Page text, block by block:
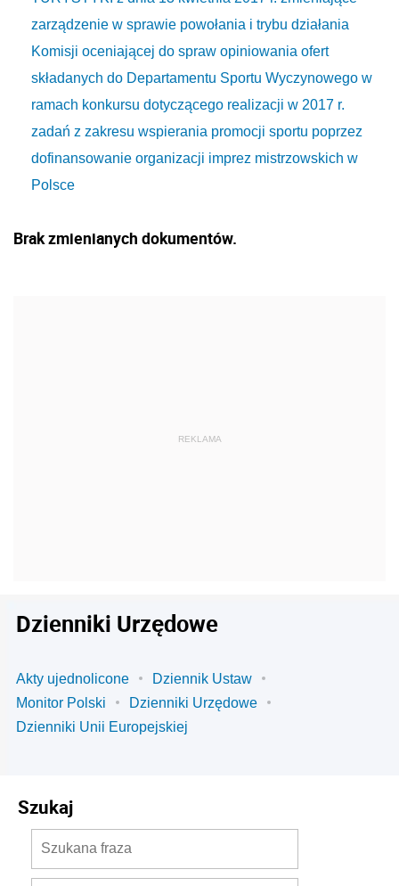
zarządzenie w sprawie powołania i trybu działania
Komisji oceniającej do spraw opiniowania ofert
składanych do Departamentu Sportu Wyczynowego w
ramach konkursu dotyczącego realizacji w 2017 r.
zadań z zakresu wspierania promocji sportu poprzez
dofinansowanie organizacji imprez mistrzowskich w
Polsce
Brak zmienianych dokumentów.
Dzienniki Urzędowe
Akty ujednolicone
Dziennik Ustaw
Monitor Polski
Dzienniki Urzędowe
Dzienniki Unii Europejskiej
Szukaj